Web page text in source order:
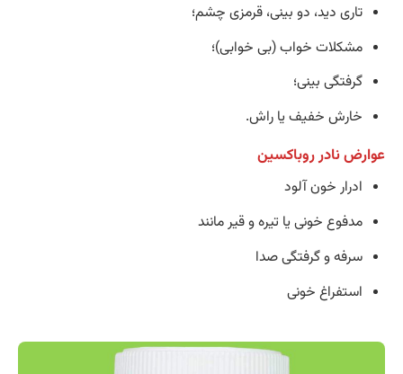
تاری دید، دو بینی، قرمزی چشم؛
مشکلات خواب (بی خوابی)؛
گرفتگی بینی؛
خارش خفیف یا راش.
عوارض نادر روباکسین
ادرار خون آلود
مدفوع خونی یا تیره و قیر مانند
سرفه و گرفتگی صدا
استفراغ خونی